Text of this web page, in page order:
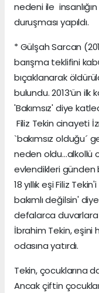
nedeni ile
duruşması yapıldı.
* Gülşah Sarcan
barışma teklifini
bıçaklanarak
bulundu. 2013’ün
'Bakımsız' diye
Filiz Tekin cinayeti
`bakımsız olduğu´
neden oldu...alkollü
evlendikleri günden
18 yıllık eşi Filiz
bakımlı değilsin'
defalarca duvarlara
İbrahim Tekin,
odasına yatırdı.
Tekin, çocuklarına
Ancak çiftin